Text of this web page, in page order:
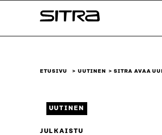
sisältöön
Sitra
ETUSIVU UUTINEN SITRA AVAA
UUTINEN
JULKAISTU